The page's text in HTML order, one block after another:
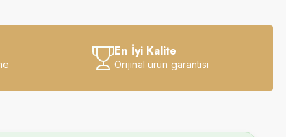
En İyi Kalite
Orijinal ürün garantisi